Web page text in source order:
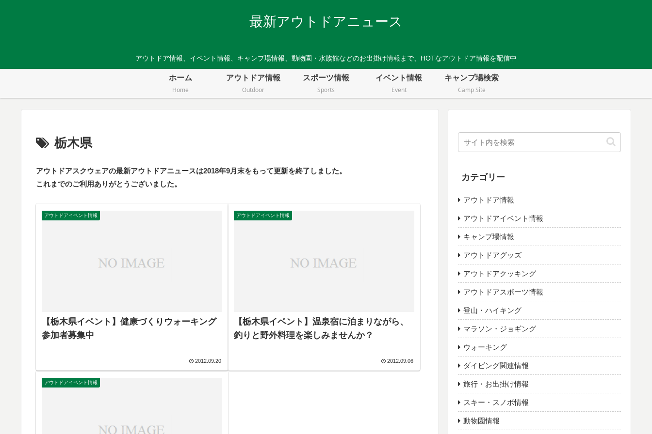
最新アウトドアニュース
アウトドア情報、イベント情報、キャンプ場情報、動物園・水族館などのお出掛け情報まで、HOTなアウトドア情報を配信中
ホーム
Home
アウトドア情報
Outdoor
スポーツ情報
Sports
イベント情報
Event
キャンプ場検索
Camp Site
栃木県
アウトドアスクウェアの最新アウトドアニュースは2018年9月末をもって更新を終了しました。
これまでのご利用ありがとうございました。
アウトドアイベント情報
【栃木県イベント】健康づくりウォーキング
参加者募集中
2012.09.20
アウトドアイベント情報
【栃木県イベント】温泉宿に泊まりながら、
釣りと野外料理を楽しみませんか？
2012.09.06
アウトドアイベント情報
カテゴリー
アウトドア情報
アウトドアイベント情報
キャンプ場情報
アウトドアグッズ
アウトドアクッキング
アウトドアスポーツ情報
登山・ハイキング
マラソン・ジョギング
ウォーキング
ダイビング関連情報
旅行・お出掛け情報
スキー・スノボ情報
動物園情報